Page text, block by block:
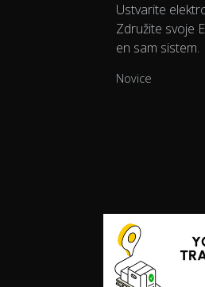
Ustvarite
Združite svoje
en sam sistem.
Novice